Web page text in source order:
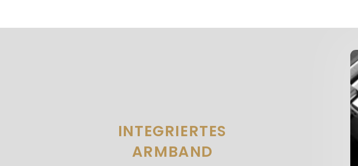
INTEGRIERTES
ARMBAND